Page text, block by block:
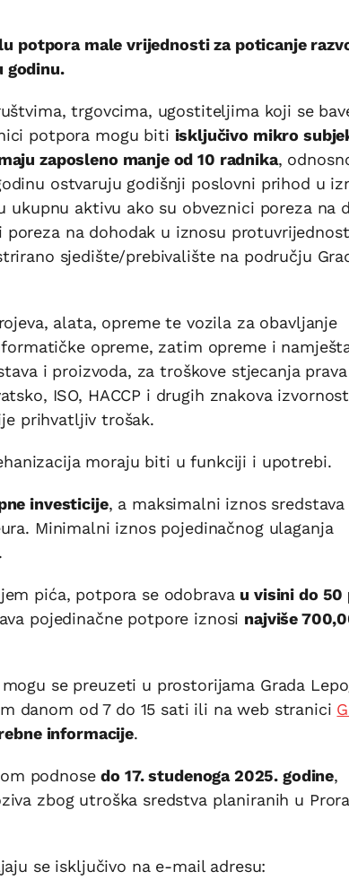
potpora male vrijednosti za poticanje
godinu.
trgovcima, ugostiteljima koji se
potpora mogu biti isključivo mikro
zaposleno manje od 10 radnika,
ostvaruju godišnji poslovni prihod u
aktivu ako su obveznici poreza na
na dohodak u iznosu
sjedište/prebivalište na području
alata, opreme te vozila za obavljanje
opreme, zatim opreme i
i proizvoda, za troškove stjecanja prava
ISO, HACCP i drugih znakova
prihvatljiv trošak.
moraju biti u funkciji i upotrebi.
investicije, a maksimalni iznos sredstava
Minimalni iznos pojedinačnog ulaganja
pića, potpora se odobrava u visini do 50
pojedinačne potpore iznosi najviše
se preuzeti u prostorijama Grada
danom od 7 do 15 sati ili na web stranici
informacije.
podnosedo 17. studenoga 2025. godine,
zbog utroška sredstva planiranih u
se isključivo na e-mail adresu: